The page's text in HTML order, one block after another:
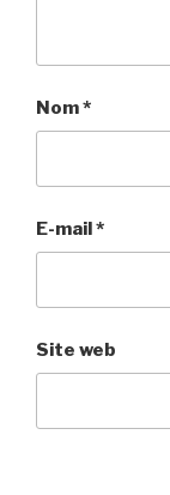
Nom*
E-mail*
Site web